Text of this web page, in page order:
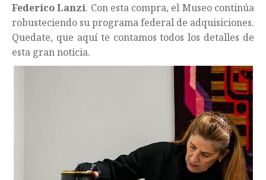
Federico Lanzi. Con esta compra, el Museo continúa
robusteciendo su programa federal de adquisiciones.
Quedate, que aquí te contamos todos los detalles de
esta gran noticia.